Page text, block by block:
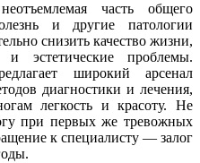
часть общего
и другие патологии
снизить качество жизни,
и эстетические проблемы.
широкий арсенал
диагностики и лечения,
легкость и красоту. Не
при первых же тревожных
к специалисту — залог